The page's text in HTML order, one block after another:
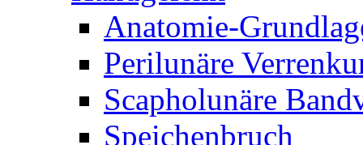
Anatomie-
Perilunäre
Scapholunäre
Speichenbruch